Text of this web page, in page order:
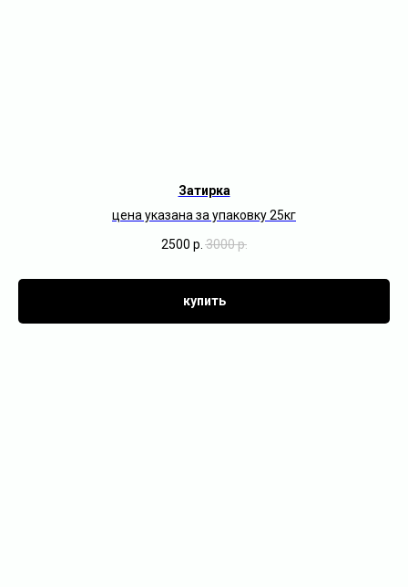
Затирка
цена указана за упаковку 25кг
2500 р. 3000р.
купить